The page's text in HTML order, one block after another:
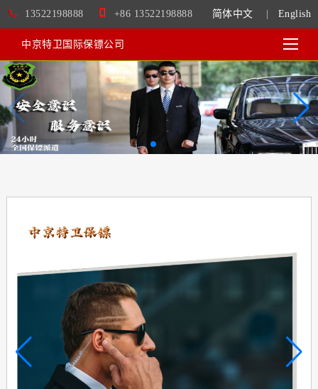
简体中文 English
13522198888 +86 13522198888
中京特卫国际保镖公司